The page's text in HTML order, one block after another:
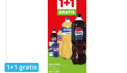
1+1 gratis